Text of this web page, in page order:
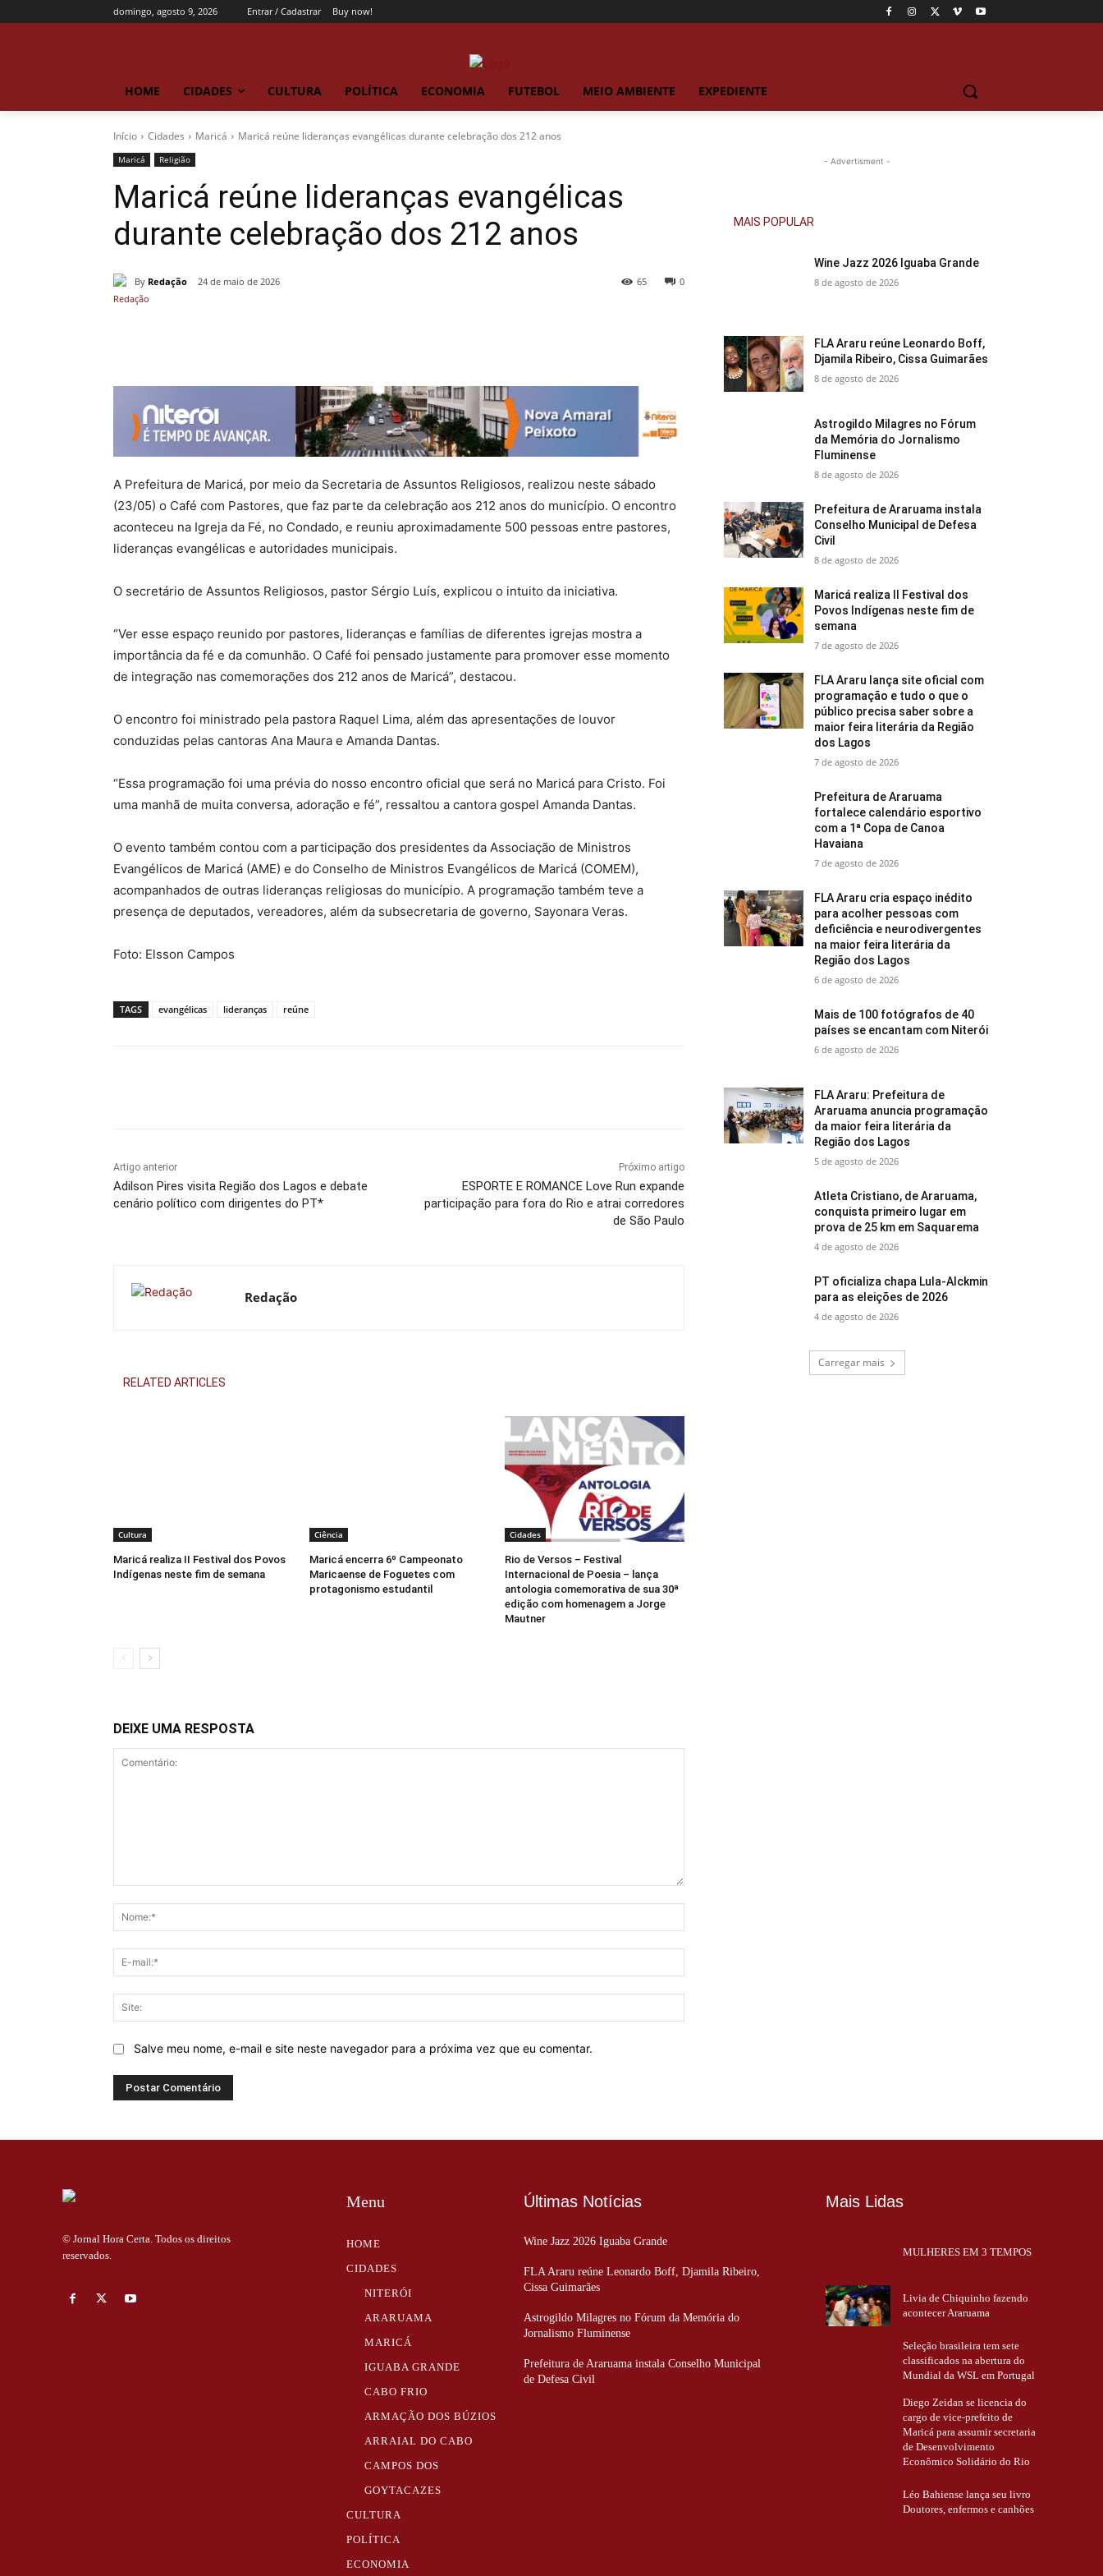
domingo, agosto 9, 2026 Entrar / Cadastrar Buy now!
HOME CIDADES CULTURA POLÍTICA ECONOMIA FUTEBOL MEIO AMBIENTE EXPEDIENTE
Início Cidades Maricá Maricá reúne lideranças evangélicas durante celebração dos 212 anos
Maricá Religião
Maricá reúne lideranças evangélicas
durante celebração dos 212 anos
By Redação 24 de maio de 2026 0
65
A Prefeitura de Maricá, por meio da Secretaria de Assuntos Religiosos, realizou neste sábado
(23/05) o Café com Pastores, que faz parte da celebração aos 212 anos do município. O encontro
aconteceu na Igreja da Fé, no Condado, e reuniu aproximadamente 500 pessoas entre pastores,
lideranças evangélicas e autoridades municipais.
O secretário de Assuntos Religiosos, pastor Sérgio Luís, explicou o intuito da iniciativa.
“Ver esse espaço reunido por pastores, lideranças e famílias de diferentes igrejas mostra a
importância da fé e da comunhão. O Café foi pensado justamente para promover esse momento
de integração nas comemorações dos 212 anos de Maricá”, destacou.
O encontro foi ministrado pela pastora Raquel Lima, além das apresentações de louvor
conduzidas pelas cantoras Ana Maura e Amanda Dantas.
“Essa programação foi uma prévia do nosso encontro oficial que será no Maricá para Cristo. Foi
uma manhã de muita conversa, adoração e fé”, ressaltou a cantora gospel Amanda Dantas.
O evento também contou com a participação dos presidentes da Associação de Ministros
Evangélicos de Maricá (AME) e do Conselho de Ministros Evangélicos de Maricá (COMEM),
acompanhados de outras lideranças religiosas do município. A programação também teve a
presença de deputados, vereadores, além da subsecretaria de governo, Sayonara Veras.
Foto: Elsson Campos
TAGS evangélicas lideranças reúne
Artigo anterior
Adilson Pires visita Região dos Lagos e debate
cenário político com dirigentes do PT*
Próximo artigo
ESPORTE E ROMANCE Love Run expande
participação para fora do Rio e atrai corredores
de São Paulo
Redação
RELATED ARTICLES
Cultura
Maricá realiza II Festival dos Povos
Indígenas neste fim de semana
Ciência
Maricá encerra 6º Campeonato
Maricaense de Foguetes com
protagonismo estudantil
Cidades
Rio de Versos – Festival
Internacional de Poesia – lança
antologia comemorativa de sua 30ª
edição com homenagem a Jorge
Mautner
DEIXE UMA RESPOSTA
mail:*
Salve meu nome, e-mail e site neste navegador para a próxima vez que eu comentar.
- Advertisment -
MAIS POPULAR
Wine Jazz 2026 Iguaba Grande
8 de agosto de 2026
FLA Araru reúne Leonardo Boff,
Djamila Ribeiro, Cissa Guimarães
8 de agosto de 2026
Astrogildo Milagres no Fórum
da Memória do Jornalismo
Fluminense
8 de agosto de 2026
Prefeitura de Araruama instala
Conselho Municipal de Defesa
Civil
8 de agosto de 2026
Maricá realiza II Festival dos
Povos Indígenas neste fim de
semana
7 de agosto de 2026
FLA Araru lança site oficial com
programação e tudo o que o
público precisa saber sobre a
maior feira literária da Região
dos Lagos
7 de agosto de 2026
Prefeitura de Araruama
fortalece calendário esportivo
com a 1ª Copa de Canoa
Havaiana
7 de agosto de 2026
FLA Araru cria espaço inédito
para acolher pessoas com
deficiência e neurodivergentes
na maior feira literária da
Região dos Lagos
6 de agosto de 2026
Mais de 100 fotógrafos de 40
países se encantam com Niterói
6 de agosto de 2026
FLA Araru: Prefeitura de
Araruama anuncia programação
da maior feira literária da
Região dos Lagos
5 de agosto de 2026
Atleta Cristiano, de Araruama,
conquista primeiro lugar em
prova de 25 km em Saquarema
4 de agosto de 2026
PT oficializa chapa Lula-Alckmin
para as eleições de 2026
4 de agosto de 2026
Carregar mais
© Jornal Hora Certa. Todos os direitos
reservados.
Menu
HOME
CIDADES
NITERÓI
ARARUAMA
MARICÁ
IGUABA GRANDE
CABO FRIO
ARMAÇÃO DOS BÚZIOS
ARRAIAL DO CABO
CAMPOS DOS
GOYTACAZES
CULTURA
POLÍTICA
ECONOMIA
Últimas Notícias
Wine Jazz 2026 Iguaba Grande
FLA Araru reúne Leonardo Boff, Djamila Ribeiro,
Cissa Guimarães
Astrogildo Milagres no Fórum da Memória do
Jornalismo Fluminense
Prefeitura de Araruama instala Conselho Municipal
de Defesa Civil
Mais Lidas
MULHERES EM 3 TEMPOS
Livia de Chiquinho fazendo
acontecer Araruama
Seleção brasileira tem sete
classificados na abertura do
Mundial da WSL em Portugal
Diego Zeidan se licencia do
cargo de vice-prefeito de
Maricá para assumir secretaria
de Desenvolvimento
Econômico Solidário do Rio
Léo Bahiense lança seu livro
Doutores, enfermos e canhões